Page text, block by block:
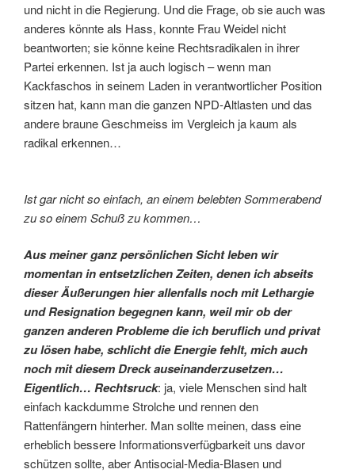
und nicht in die Regierung. Und die Frage, ob sie auch was
anderes könnte als Hass, konnte Frau Weidel nicht
beantworten; sie könne keine Rechtsradikalen in ihrer
Partei erkennen. Ist ja auch logisch – wenn man
Kackfaschos in seinem Laden in verantwortlicher Position
sitzen hat, kann man die ganzen NPD-Altlasten und das
andere braune Geschmeiss im Vergleich ja kaum als
radikal erkennen…
Ist gar nicht so einfach, an einem belebten Sommerabend
zu so einem Schuß zu kommen…
Aus meiner ganz persönlichen Sicht leben wir
momentan in entsetzlichen Zeiten, denen ich abseits
dieser Äußerungen hier allenfalls noch mit Lethargie
und Resignation begegnen kann, weil mir ob der
ganzen anderen Probleme die ich beruflich und privat
zu lösen habe, schlicht die Energie fehlt, mich auch
noch mit diesem Dreck auseinanderzusetzen…
Eigentlich… Rechtsruck: ja, viele Menschen sind halt
einfach kackdumme Strolche und rennen den
Rattenfängern hinterher. Man sollte meinen, dass eine
erheblich bessere Informationsverfügbarkeit uns davor
schützen sollte, aber Antisocial-Media-Blasen und